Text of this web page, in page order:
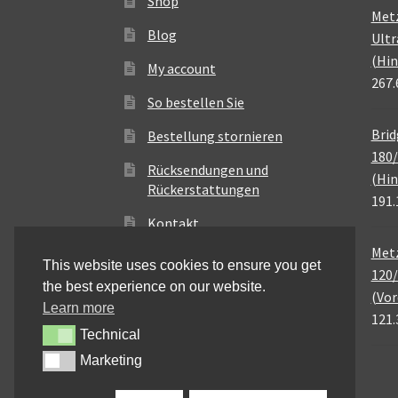
Blog
My account
So bestellen Sie
Bestellung stornieren
Rücksendungen und
Rückerstattungen
Kontakt
This website uses cookies to ensure you get
the best experience on our website.
Learn more
TechnicalTechnical
MarketingMarketing